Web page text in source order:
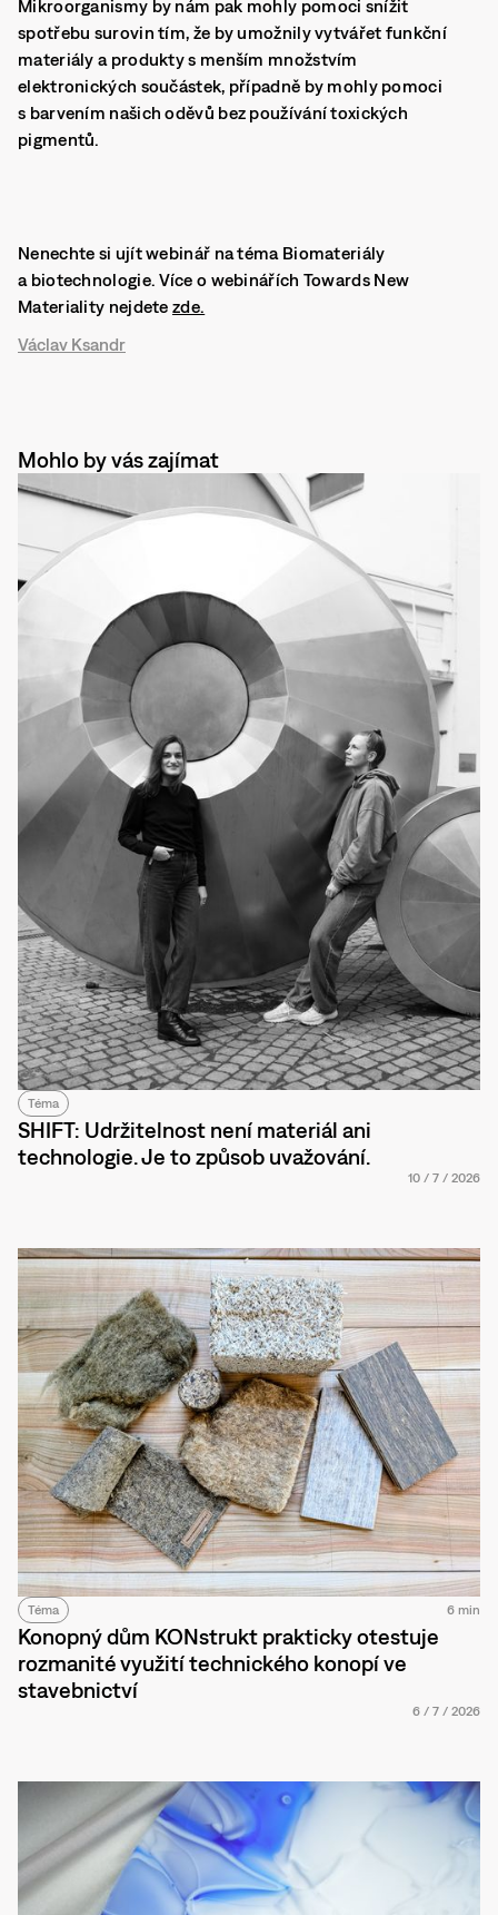
Mikroorganismy by nám pak mohly pomoci snížit
spotřebu surovin tím, že by umožnily vytvářet funkční
materiály a produkty s menším množstvím
elektronických součástek, případně by mohly pomoci
s barvením našich oděvů bez používání toxických
pigmentů.
Nenechte si ujít webinář na téma Biomateriály
a biotechnologie.Více o webinářích Towards New
Materiality nejdetezde.
Václav Ksandr
Mohlo by vás zajímat
Téma
SHIFT: Udržitelnost není materiál ani
technologie. Je to způsob uvažování.
10 / 7 / 2026
Téma 6 min
Konopný dům KONstrukt prakticky otestuje
rozmanité využití technického konopí ve
stavebnictví
6 / 7 / 2026